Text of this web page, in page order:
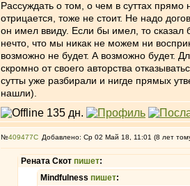
Рассуждать о том, о чем в суттах прямо
отрицается, тоже не стоит. Не надо
он имел ввиду. Если бы имел, то сказал
нечто, что мы никак не можем ни
возможно не будет. А возможно будет.
скромно от своего авторства
сутты уже разбирали и нигде прямых
нашли).
№409477 Добавлено: Ср 02 Май 18, 11:01 (8 лет
Рената Скот пишет:
Mindfulness пишет: